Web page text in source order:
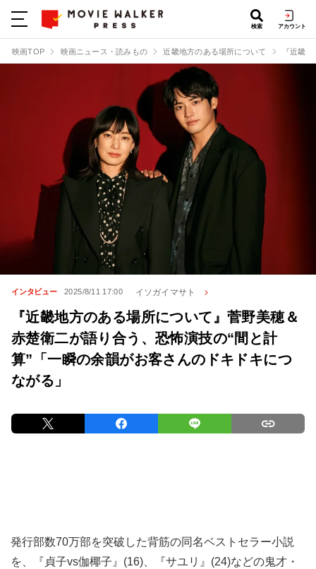
検索 アカウント
映画TOP 映画ニュース・読みもの 近畿地方のある場所について 『近畿
インタビュー 2025/8/11 17:00 イソガイマサト
『近畿地方のある場所について』菅野美穂＆
赤楚衛二が語り合う、恐怖演技の“間と計
算”「一瞬の余韻がお客さんのドキドキにつ
ながる」
発行部数70万部を突破した背筋の同名ベストセラー小説
を、『貞子vs伽椰子』(16)、『サユリ』(24)などの鬼才・